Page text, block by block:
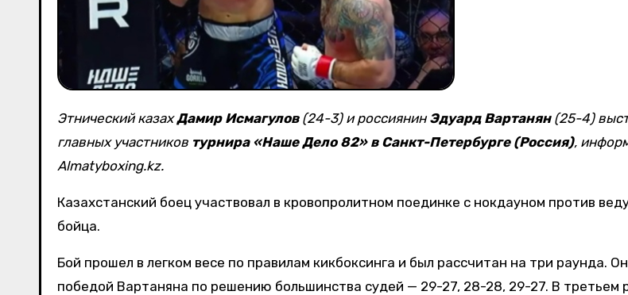
Этнический казахДамир Исмагулов(24-3) и россиянинЭдуард Вартанян(25-4)
главных участников турнира «Наше Дело 82» в Санкт-Петербурге (Россия),
Almatyboxing.kz.
Казахстанский боец участвовал в кровопролитном поединке с нокдауном против
бойца.
Бой прошел в легком весе по правилам кикбоксинга и был рассчитан на три раунда.
победой Вартаняна по решению большинства судей — 29-27, 28-28, 29-27. В третьем